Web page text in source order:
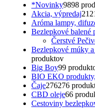
*Novinky9898
Akcia, výpredaj21
Aróma lampy,
Bezlepkové balené
Čerstvé
Bezlepkové múky
produktov
Big Boy99
BIO EKO
Čaje276276
CBD oleje66
Cestoviny